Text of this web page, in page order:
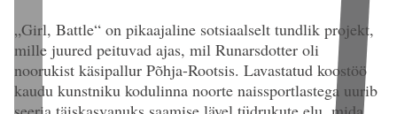
„Girl, Battle“ on pikaajaline sotsiaalselt tundlik projekt,
mille juured peituvad ajas, mil Runarsdotter oli
noorukist käsipallur Põhja-Rootsis. Lavastatud koostöö
kaudu kunstniku kodulinna noorte naissportlastega uurib